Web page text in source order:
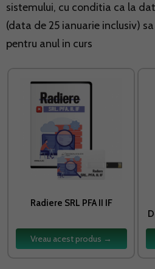
sistemului, cu conditia ca la
(data de 25 ianuarie inclusiv)
pentru anul in curs
Radiere SRL PFA II IF
Vreau acest produs →